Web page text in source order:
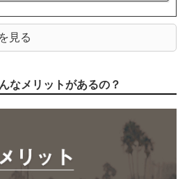
見る
なメリットがあるの？